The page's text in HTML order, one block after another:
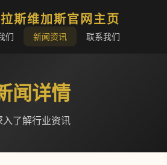
斯维加斯官网主页
们 新闻资讯 联系我们
闻详情
入了解行业资讯